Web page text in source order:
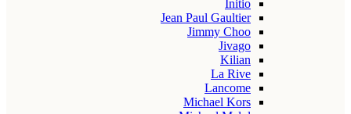
Initio
Jean Paul Gaultier
Jimmy Choo
Jivago
Kilian
La Rive
Lancome
Michael Kors